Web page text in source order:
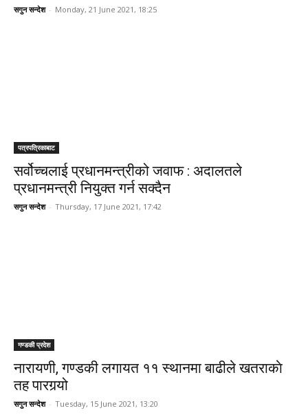
सगुन सन्देश - Monday, 21 June 2021, 18:25
पत्रपत्रिकाबाट
सर्वोच्चलाई प्रधानमन्त्रीको जवाफ : अदालतले
प्रधानमन्त्री नियुक्त गर्न सक्दैन
सगुन सन्देश - Thursday, 17 June 2021, 17:42
गण्डकी प्रदेश
नारायणी, गण्डकी लगायत ११ स्थानमा बाढीले खतराकाे
तह पारगर्‍यो
सगुन सन्देश - Tuesday, 15 June 2021, 13:20